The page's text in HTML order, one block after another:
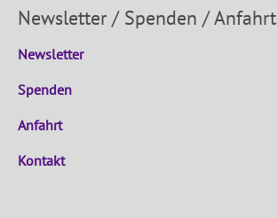
Newsletter / Spenden / Anfahrt
Newsletter
Spenden
Anfahrt
Kontakt